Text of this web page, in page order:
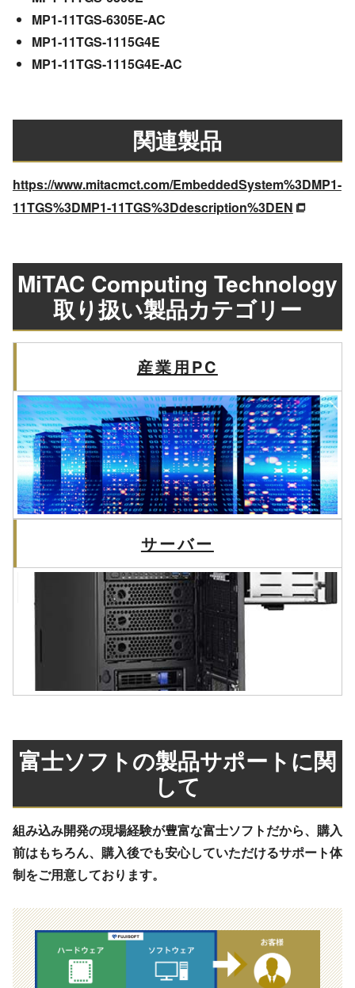
MP1-11TGS-6305E-AC
MP1-11TGS-1115G4E
MP1-11TGS-1115G4E-AC
関連製品
https://www.mitacmct.com/EmbeddedSystem%3DMP1-
11TGS%3DMP1-11TGS%3Ddescription%3DEN
MiTAC Computing Technology
取り扱い製品カテゴリー
産業用PC
サーバー
富士ソフトの製品サポートに関
して
組み込み開発の現場経験が豊富な富士ソフトだから、購入
前はもちろん、購入後でも安心していただけるサポート体
制をご用意しております。